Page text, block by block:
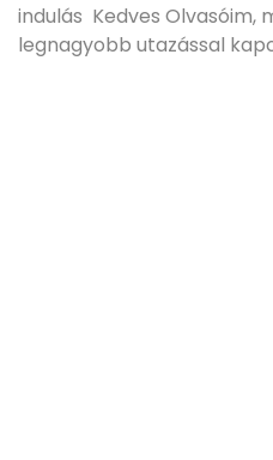
indulás Kedves Olvasóim,
legnagyobb utazással